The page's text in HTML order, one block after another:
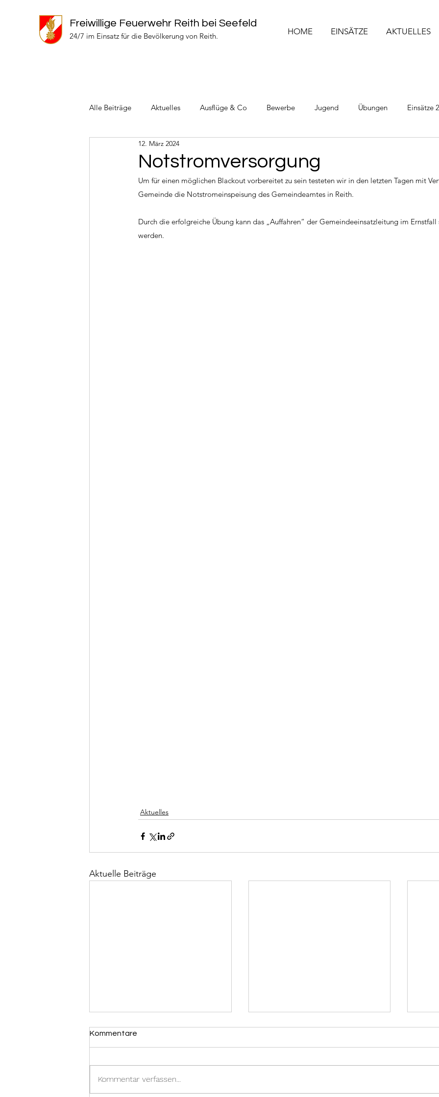
Freiwillige Feuerwehr Reith bei Seefeld
24/7 im Einsatz für die Bevölkerung von Reith. HOME EINSÄTZE AKTUELLES
Alle Beiträge Aktuelles Ausflüge & Co Bewerbe Jugend Übungen Einsätze
Einsätze 2024 Einsätze 2022
Notstromversorgung
12. März 2024
Um für einen möglichen Blackout vorbereitet zu sein testeten wir in den letzten Tagen mit
Gemeinde die Notstromeinspeisung des Gemeindeamtes in Reith.
Durch die erfolgreiche Übung kann das „Auffahren“ der Gemeindeeinsatzleitung im
werden.
Aktuelles
Aktuelle Beiträge
Kommentare
Kommentar verfassen...